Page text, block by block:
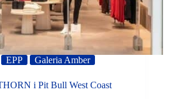
EPP Galeria Amber
i Pit Bull West Coast